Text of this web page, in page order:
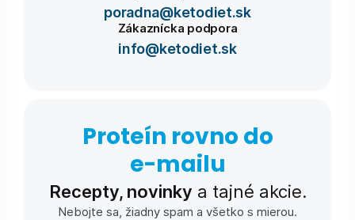
poradna@ketodiet.sk
Zákaznícka podpora
info@ketodiet.sk
Proteín rovno do
e-⁠mailu
Recepty, novinky a tajné akcie.
Nebojte sa, žiadny spam a všetko s mierou.